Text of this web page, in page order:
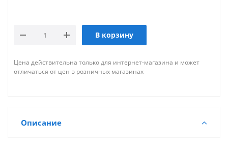
В корзину
Цена действительна только для интернет-магазина и может
отличаться от цен в розничных магазинах
Описание